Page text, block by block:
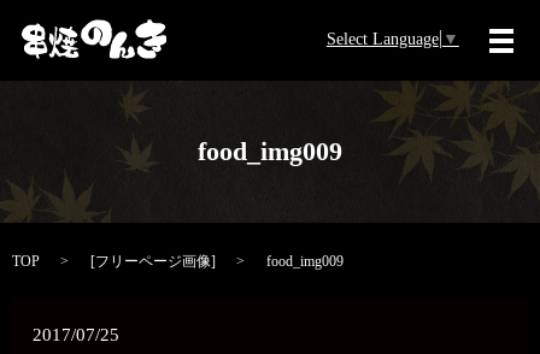
Select Language ▼
メ
food_img009
TOP [フリーページ画像] food_img009
2017/07/25